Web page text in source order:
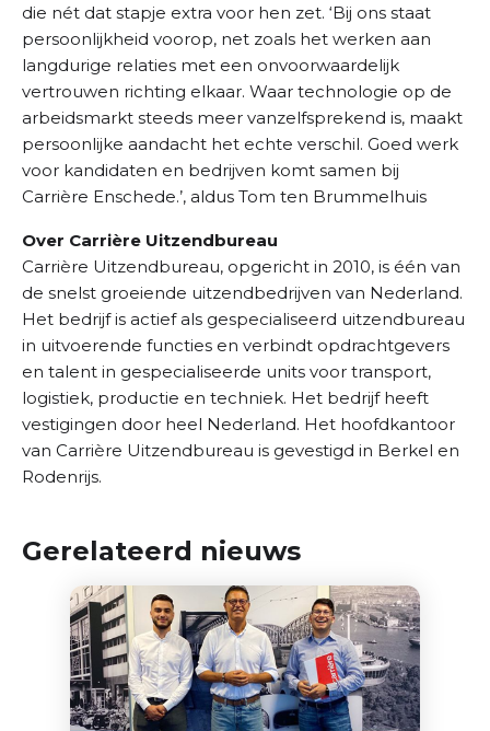
die nét dat stapje extra voor hen zet. ‘Bij ons staat
persoonlijkheid voorop, net zoals het werken aan
langdurige relaties met een onvoorwaardelijk
vertrouwen richting elkaar. Waar technologie op de
arbeidsmarkt steeds meer vanzelfsprekend is, maakt
persoonlijke aandacht het echte verschil. Goed werk
voor kandidaten en bedrijven komt samen bij
Carrière Enschede.’, aldus Tom ten Brummelhuis
Over Carrière Uitzendbureau
Carrière Uitzendbureau, opgericht in 2010, is één van
de snelst groeiende uitzendbedrijven van Nederland.
Het bedrijf is actief als gespecialiseerd uitzendbureau
in uitvoerende functies en verbindt opdrachtgevers
en talent in gespecialiseerde units voor transport,
logistiek, productie en techniek. Het bedrijf heeft
vestigingen door heel Nederland. Het hoofdkantoor
van Carrière Uitzendbureau is gevestigd in Berkel en
Rodenrijs.
Gerelateerd nieuws